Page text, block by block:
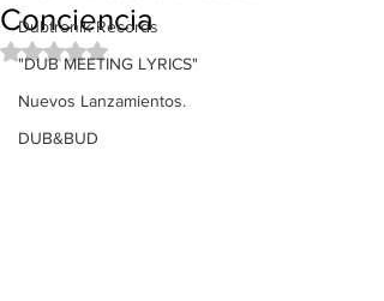
Dubtronik Records
"DUB MEETING LYRICS"
Nuevos Lanzamientos.
DUB&BUD
Conciencia
Obtuvo NaN de 5 estrellas.